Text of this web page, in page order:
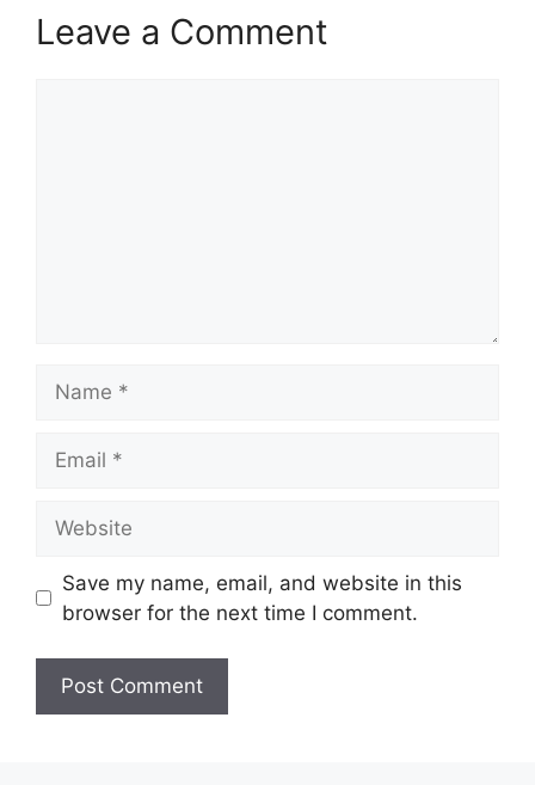
Leave a Comment
Save my name, email, and website in this
browser for the next time I comment.